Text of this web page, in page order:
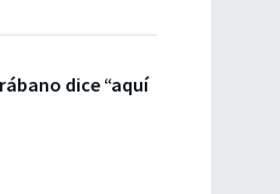
dice “aquí